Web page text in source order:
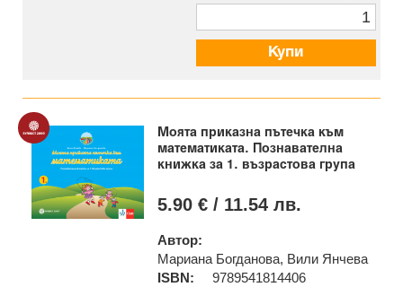
Купи
Моята приказна пътечка към
математиката. Познавателна
книжка за 1. възрастова група
5.90 € / 11.54 лв.
Автор:
Мариана Богданова, Вили Янчева
ISBN:
9789541814406